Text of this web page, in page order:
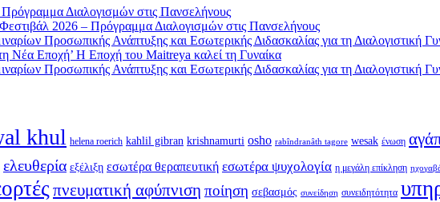
Διαλογισμών στις Πανσελήνους
2026 – Πρόγραμμα Διαλογισμών στις Πανσελήνους
Προσωπικής Ανάπτυξης και Εσωτερικής Διδασκαλίας για τη Διαλογιστική
Νέα Εποχή’ Η Εποχή του Maitreya καλεί τη Γυναίκα
Προσωπικής Ανάπτυξης και Εσωτερικής Διδασκαλίας για τη Διαλογιστική
khul helena roerich kahlil gibran krishnamurti osho rabîndranâth tagore wesak ένωση
ελευθερία εξέλιξη εσωτέρα θεραπευτική εσωτέρα ψυχολογία η μεγάλη επίκληση
πνευματική αφύπνιση ποίηση σεβασμός συνείδηση συνειδητότητα